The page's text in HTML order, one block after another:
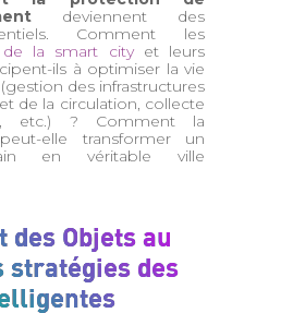
deviennent des
Comment les
la smart cityet leurs
ils à optimiser la vie
des infrastructures
de la circulation, collecte
etc.) ? Comment la
elle transformer un
en véritable ville
des Objets au
des